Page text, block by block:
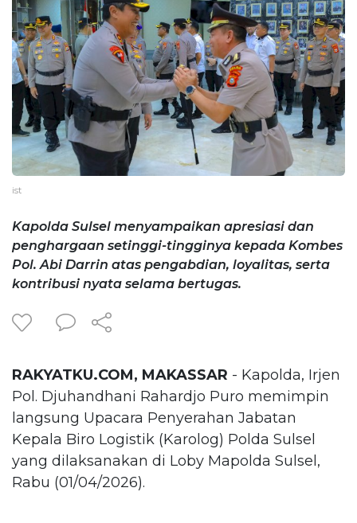
ist
Kapolda Sulsel menyampaikan apresiasi dan
penghargaan setinggi-tingginya kepada Kombes
Pol. Abi Darrin atas pengabdian, loyalitas, serta
kontribusi nyata selama bertugas.
RAKYATKU.COM, MAKASSAR - Kapolda, Irjen
Pol. Djuhandhani Rahardjo Puro memimpin
langsung Upacara Penyerahan Jabatan
Kepala Biro Logistik (Karolog) Polda Sulsel
yang dilaksanakan di Loby Mapolda Sulsel,
Rabu (01/04/2026).